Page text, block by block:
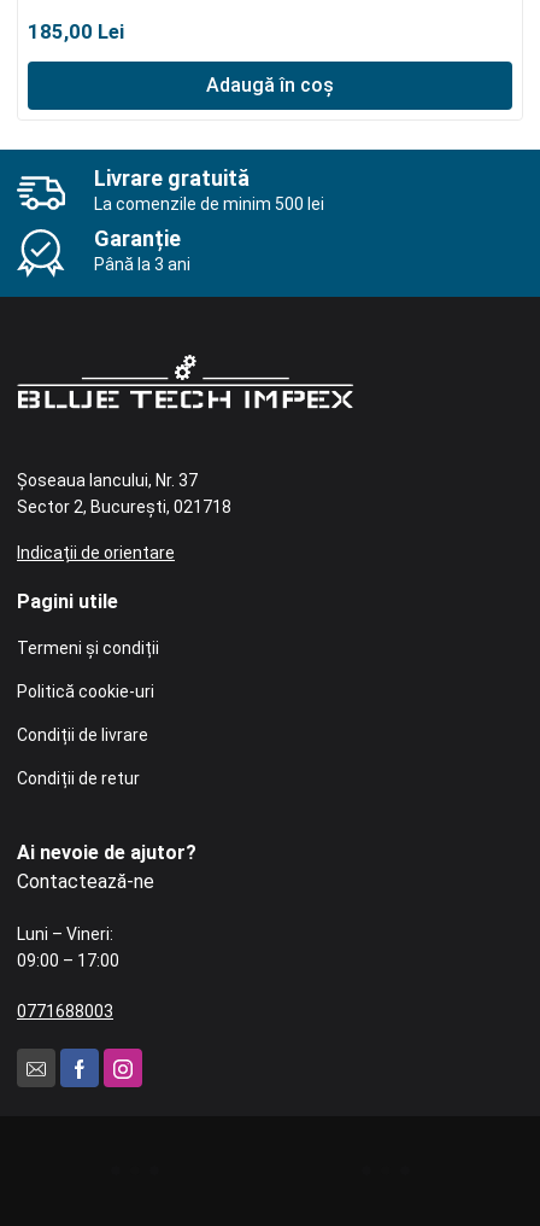
185,00 Lei
Adaugă în coș
Livrare gratuită
La comenzile de minim 500 lei
Garanție
Până la 3 ani
Șoseaua Iancului, Nr. 37
Sector 2, București, 021718
Indicații de orientare
Pagini utile
Termeni și condiții
Politică cookie-uri
Condiții de livrare
Condiții de retur
Ai nevoie de ajutor?
Contactează-ne
Luni – Vineri:
09:00 – 17:00
0771688003